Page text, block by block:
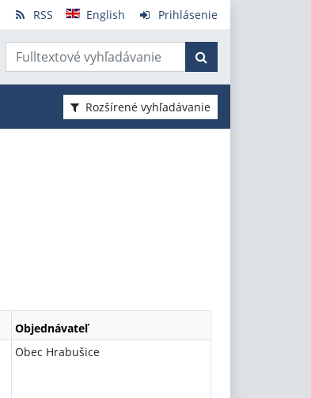
RSS English Prihlásenie
Rozšírené vyhľadávanie
Objednávateľ
Obec Hrabušice